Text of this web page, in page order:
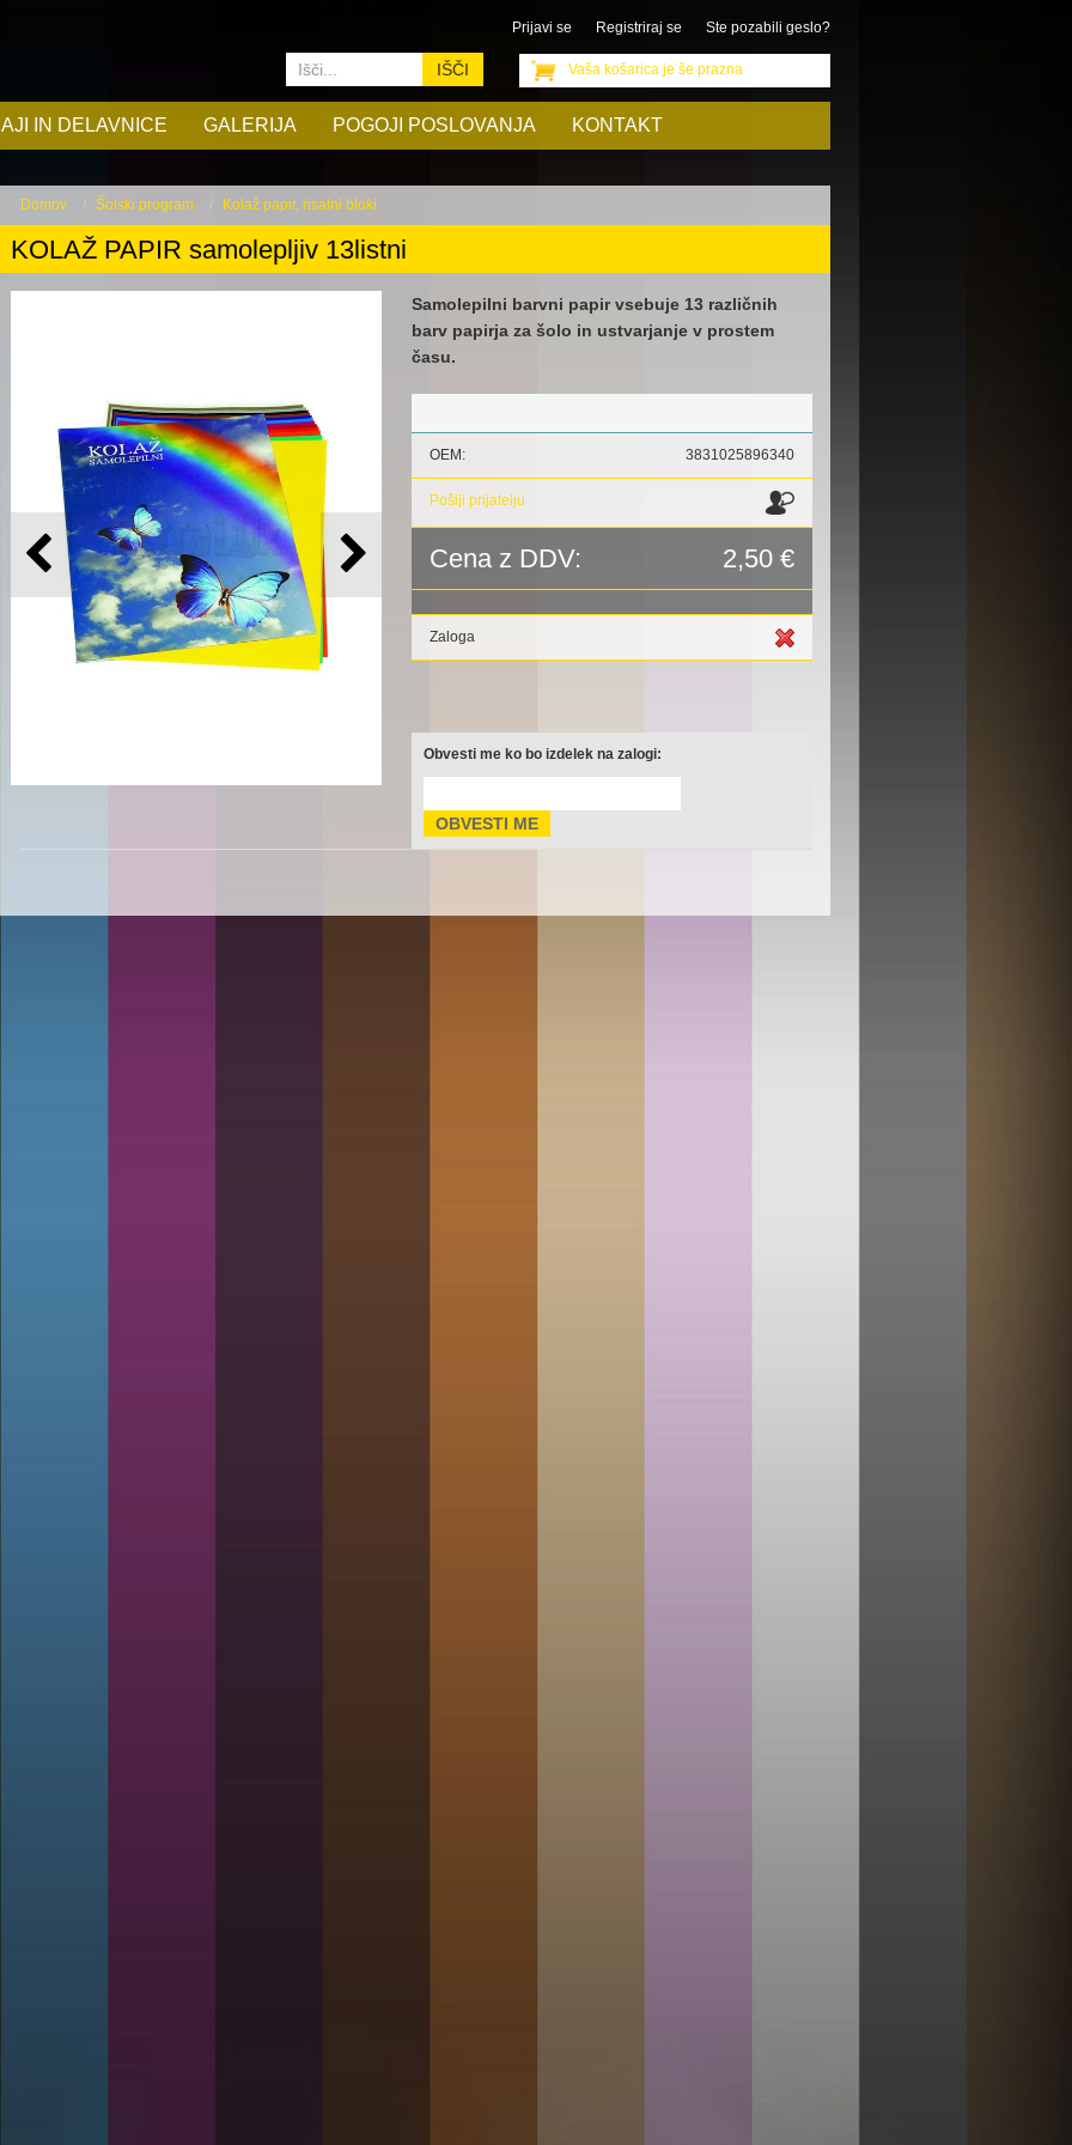
Prijavi se Registriraj se Ste pozabili geslo?
Vaša košarica je še prazna
IN DELAVNICE GALERIJA POGOJI POSLOVANJA KONTAKT
IŠČI
Domov Šolski program Kolaž papir, risalni bloki
KOLAŽ PAPIR samolepljiv 13listni
Samolepilni barvni papir vsebuje 13 različnih
barv papirja za šolo in ustvarjanje v prostem
času.
OEM: 3831025896340
Pošlji prijatelju
Cena z DDV: 2,50 €
Zaloga
Obvesti me ko bo izdelek na zalogi: